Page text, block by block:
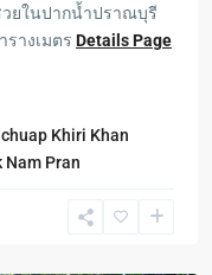
ยในปากน้ำปราณบุรี
างเมตร Details Page
Khiri Khan
Pran